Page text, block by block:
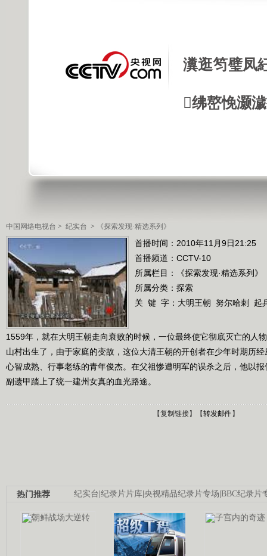
瀵逛笉璧凤
绋嶅悗灏
中国网络电视台 > 纪实台 > 《探索发现·精选系列》
首播时间：2010年11月9日21:25
首播频道： CCTV-10
所属栏目：
《探索发现·精选系列》
所属分类：探索
关 键 字： 大明王朝 努尔哈刺 起
1559年，就在大明王朝走向衰败的时候，一位最终使它彻底灭亡的人
山村出生了，由于家庭的变故，这位大清王朝的开创者在少年时期历
心智成熟、行事老练的青年俊杰。在父祖惨遭明军的误杀之后，他以
副遗甲踏上了统一建州女真的血光路途。
【复制链接】【转发邮件】
纪实台|纪录片片库|央视精品纪录片专场|BBC纪录片
热门推荐